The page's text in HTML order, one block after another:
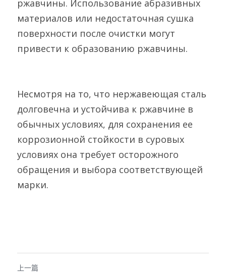
ржавчины. Использование абразивных
материалов или недостаточная сушка
поверхности после очистки могут
привести к образованию ржавчины.
Несмотря на то, что нержавеющая сталь
долговечна и устойчива к ржавчине в
обычных условиях, для сохранения ее
коррозионной стойкости в суровых
условиях она требует осторожного
обращения и выбора соответствующей
марки.
上一篇